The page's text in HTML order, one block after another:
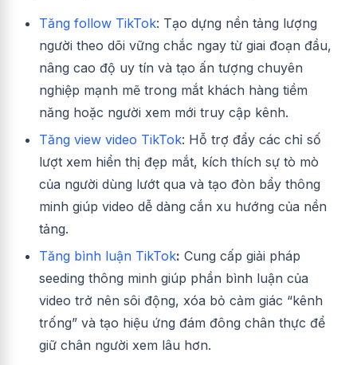
Tăng follow TikTok: Tạo dựng nền tảng lượng
người theo dõi vững chắc ngay từ giai đoạn đầu,
nâng cao độ uy tín và tạo ấn tượng chuyên
nghiệp mạnh mẽ trong mắt khách hàng tiềm
năng hoặc người xem mới truy cập kênh.
Tăng view video TikTok: Hỗ trợ đẩy các chỉ số
lượt xem hiển thị đẹp mắt, kích thích sự tò mò
của người dùng lướt qua và tạo đòn bẩy thông
minh giúp video dễ dàng cắn xu hướng của nền
tảng.
Tăng bình luận TikTok: Cung cấp giải pháp
seeding thông minh giúp phần bình luận của
video trở nên sôi động, xóa bỏ cảm giác “kênh
trống” và tạo hiệu ứng đám đông chân thực để
giữ chân người xem lâu hơn.